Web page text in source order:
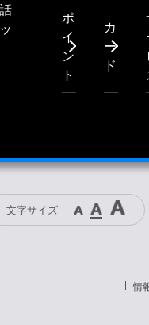
ポ
イ
ン
ト
カ
ー
ド
文字サイズ
情